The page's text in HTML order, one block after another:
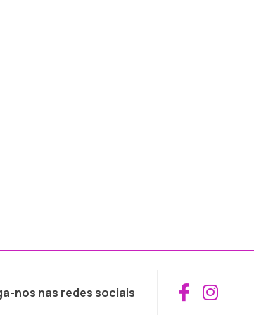
nos nas redes sociais